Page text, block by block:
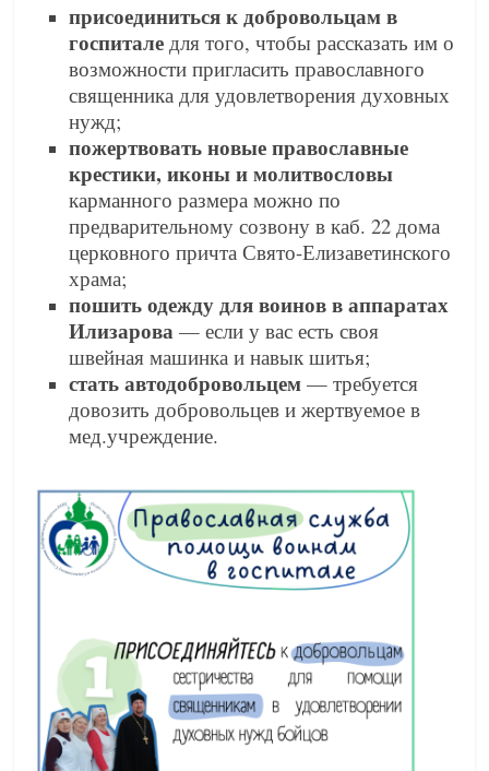
присоединиться к добровольцам в
госпитале для того, чтобы рассказать им о
возможности пригласить православного
священника для удовлетворения духовных
нужд;
пожертвовать новые православные
крестики, иконы и молитвословы
карманного размера можно по
предварительному созвону в каб. 22 дома
церковного причта Свято-Елизаветинского
храма;
пошить одежду для воинов в аппаратах
Илизарова — если у вас есть своя
швейная машинка и навык шитья;
стать автодобровольцем — требуется
довозить добровольцев и жертвуемое в
мед.учреждение.